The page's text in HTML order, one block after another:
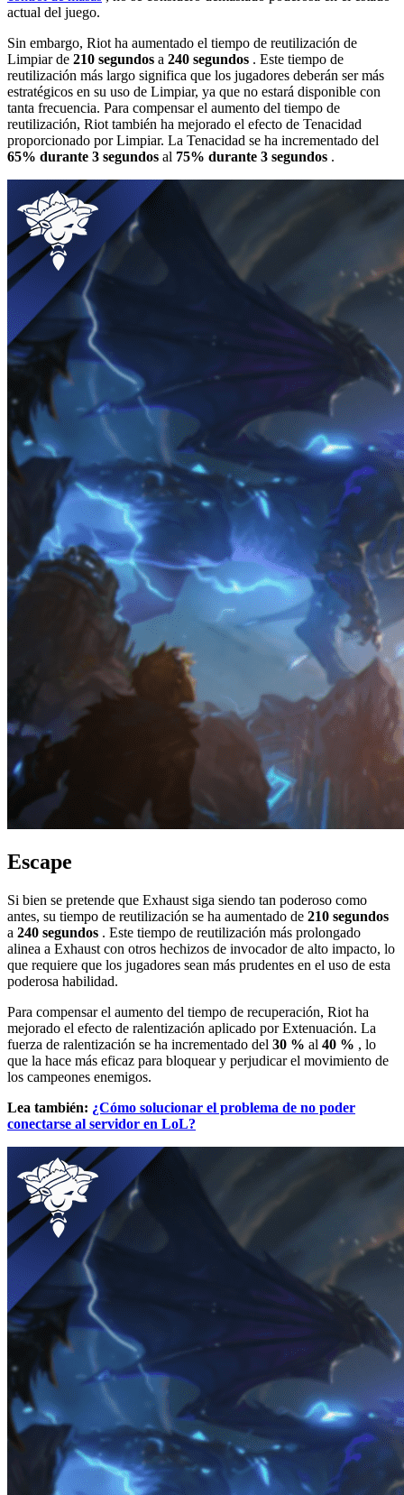
actual del juego.
Sin embargo, Riot ha aumentado el tiempo de reutilización de
Limpiar de 210 segundos a 240 segundos . Este tiempo de
reutilización más largo significa que los jugadores deberán ser más
estratégicos en su uso de Limpiar, ya que no estará disponible con
tanta frecuencia. Para compensar el aumento del tiempo de
reutilización, Riot también ha mejorado el efecto de Tenacidad
proporcionado por Limpiar. La Tenacidad se ha incrementado del
65% durante 3 segundos al 75% durante 3 segundos .
Escape
Si bien se pretende que Exhaust siga siendo tan poderoso como
antes, su tiempo de reutilización se ha aumentado de 210 segundos
a 240 segundos . Este tiempo de reutilización más prolongado
alinea a Exhaust con otros hechizos de invocador de alto impacto, lo
que requiere que los jugadores sean más prudentes en el uso de esta
poderosa habilidad.
Para compensar el aumento del tiempo de recuperación, Riot ha
mejorado el efecto de ralentización aplicado por Extenuación. La
fuerza de ralentización se ha incrementado del 30 % al 40 % , lo
que la hace más eficaz para bloquear y perjudicar el movimiento de
los campeones enemigos.
Lea también: ¿Cómo solucionar el problema de no poder
conectarse al servidor en LoL?